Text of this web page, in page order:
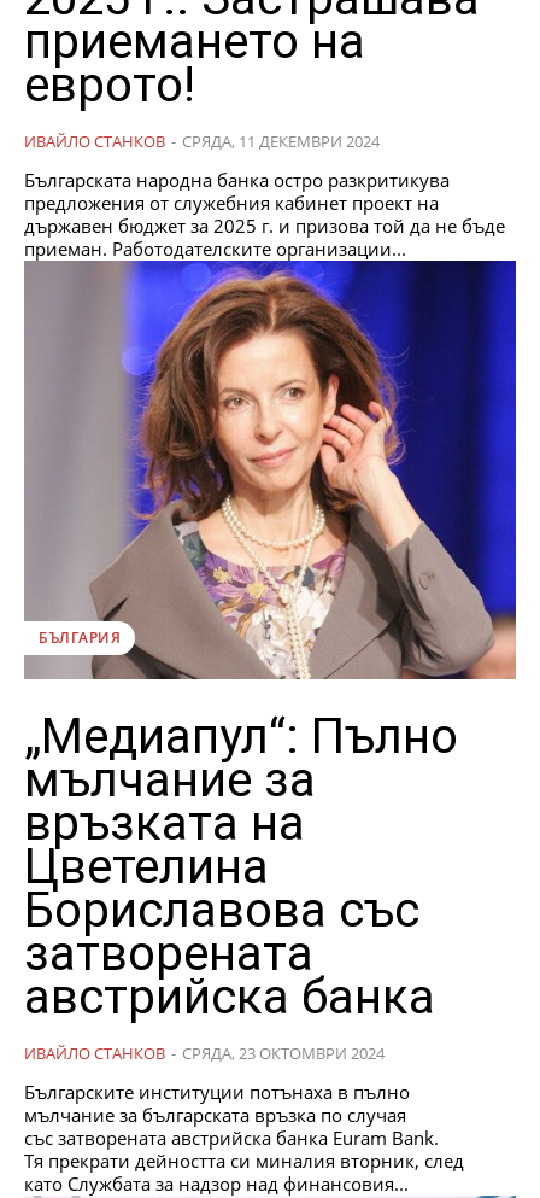
приемането на
еврото!
ИВАЙЛО СТАНКОВ - СРЯДА, 11 ДЕКЕМВРИ 2024
Българската народна банка остро разкритикува
предложения от служебния кабинет проект на
държавен бюджет за 2025 г. и призова той да не бъде
приеман. Работодателските организации...
БЪЛГАРИЯ
„Медиапул“: Пълно
мълчание за
връзката на
Цветелина
Бориславова със
затворената
австрийска банка
ИВАЙЛО СТАНКОВ - СРЯДА, 23 ОКТОМВРИ 2024
Българските институции потънаха в пълно
мълчание за българската връзка по случая
със затворената австрийска банка Euram Bank.
Тя прекрати дейността си миналия вторник, след
като Службата за надзор над финансовия...